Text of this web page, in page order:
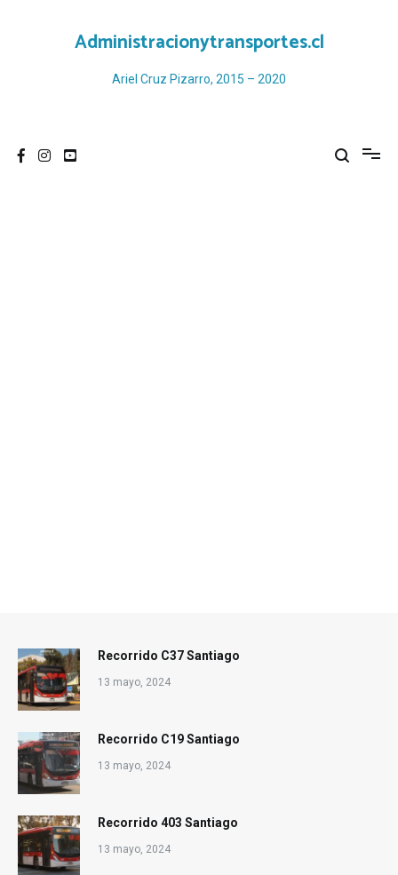
Administracionytransportes.cl
Ariel Cruz Pizarro, 2015 – 2020
Recorrido C37 Santiago
13 mayo, 2024
Recorrido C19 Santiago
13 mayo, 2024
Recorrido 403 Santiago
13 mayo, 2024